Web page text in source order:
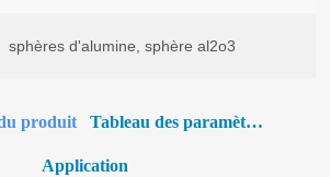
produit Tableau des paramètres
Application